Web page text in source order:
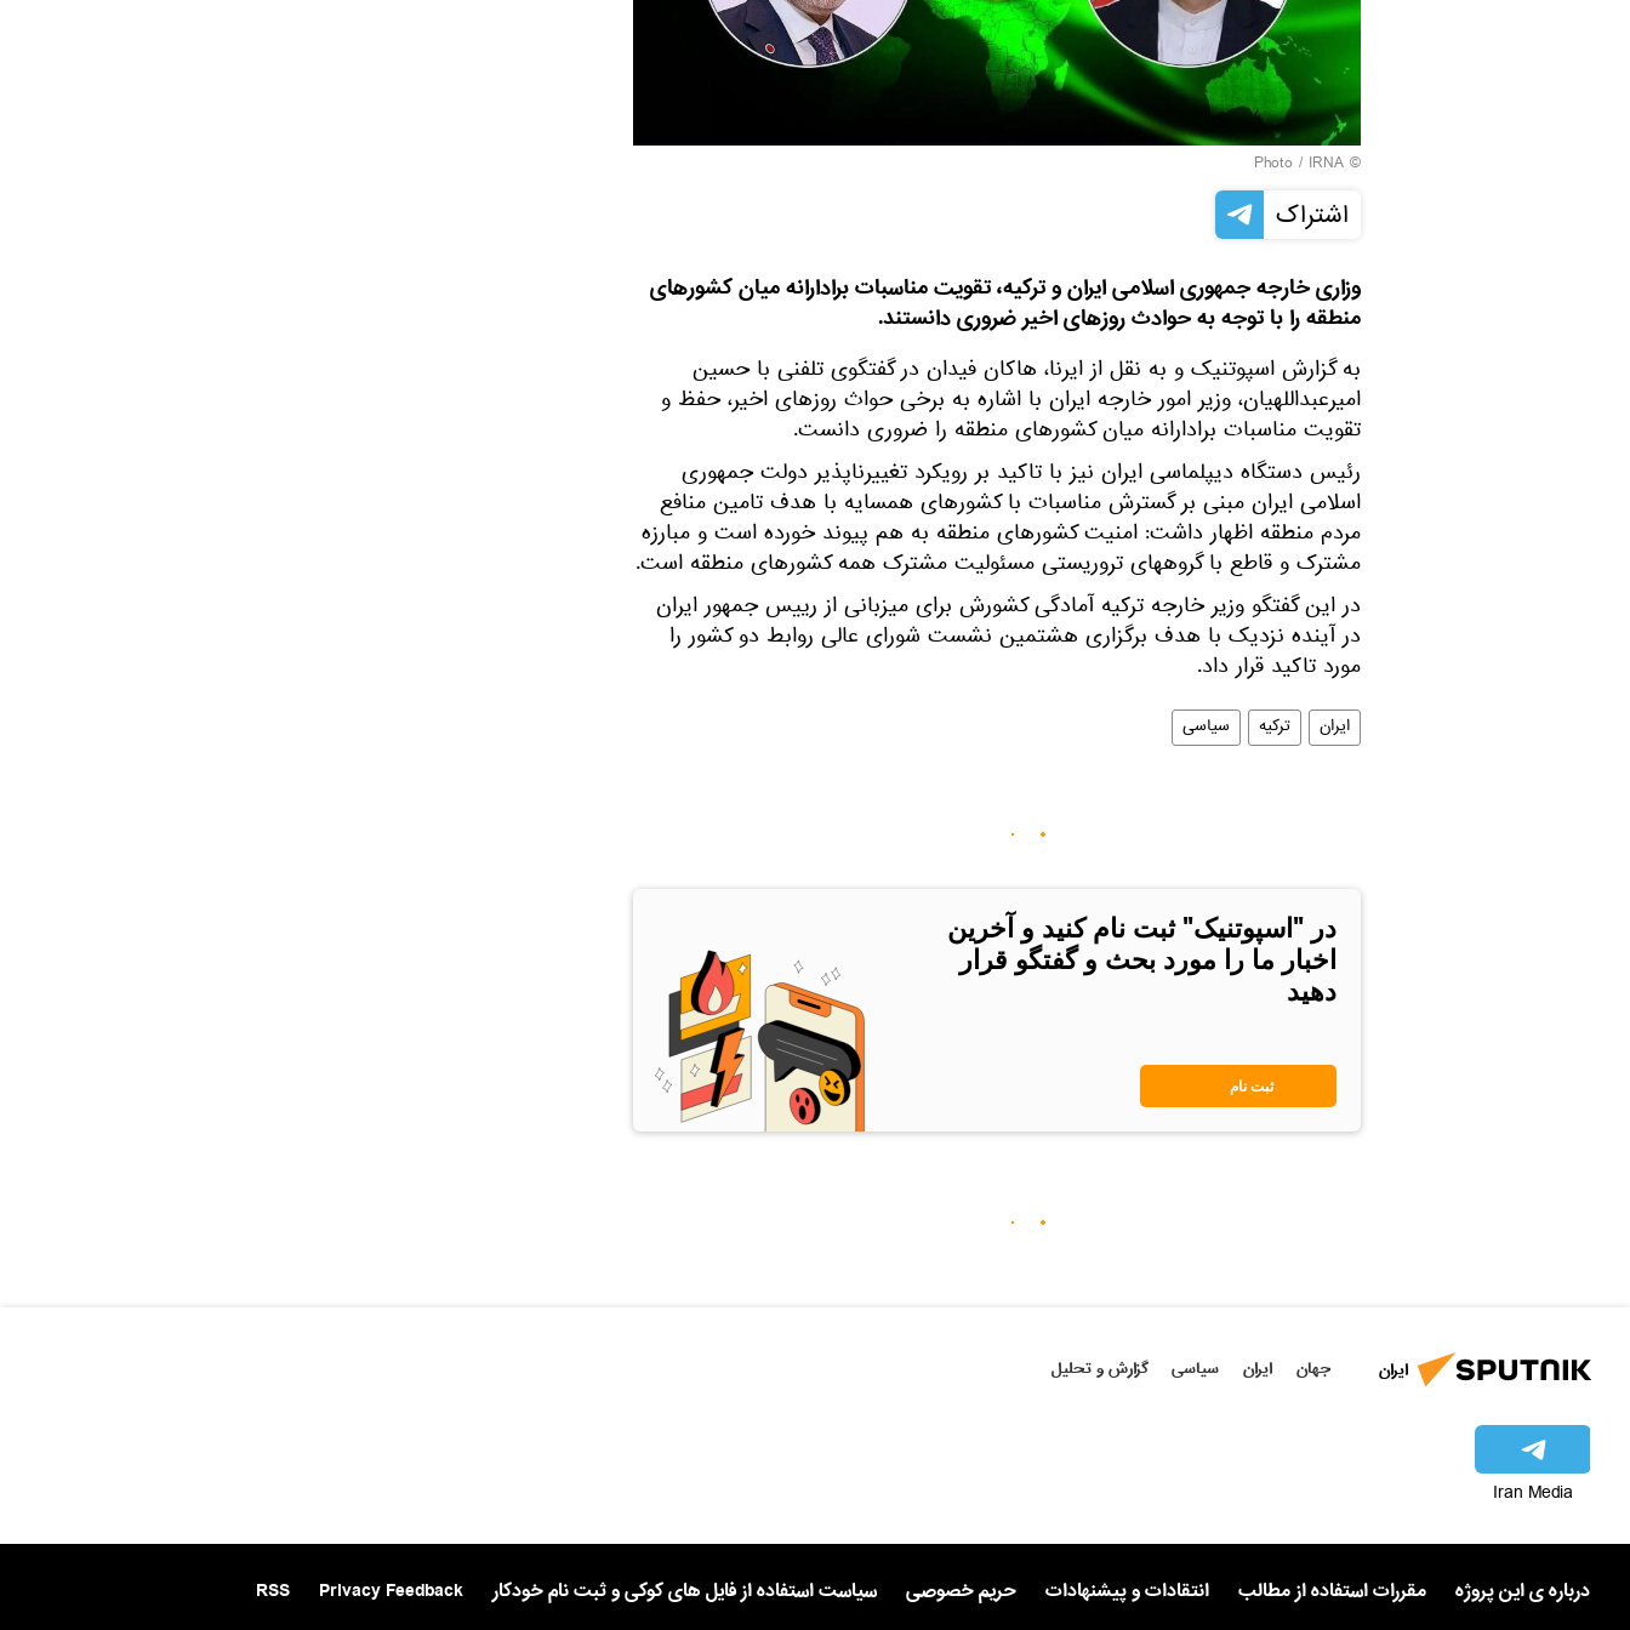
© Photo / IRNA
اشتراک
وزاری خارجه جمهوری اسلامی ایران و ترکیه، تقویت مناسبات برادارانه میان کشورهای
منطقه را با توجه به حوادث روزهای اخیر ضروری دانستند.
به گزارش اسپوتنیک و به نقل از ایرنا، هاکان فیدان در گفتگوی تلفنی با حسین
امیرعبداللهیان، وزیر امور خارجه ایران با اشاره به برخی حواث روزهای اخیر، حفظ و
تقویت مناسبات برادارانه میان کشورهای منطقه را ضروری دانست.
رئیس دستگاه دیپلماسی ایران نیز با تاکید بر رویکرد تغییرناپذیر دولت جمهوری
اسلامی ایران مبنی بر گسترش مناسبات با کشورهای همسایه با هدف تامین منافع
مردم منطقه اظهار داشت: امنیت کشورهای منطقه به هم پیوند خورده است و مبارزه
مشترک و قاطع با گروههای تروریستی مسئولیت مشترک همه کشورهای منطقه است.
در این گفتگو وزیر خارجه ترکیه آمادگی کشورش برای میزبانی از رییس جمهور ایران
در آینده نزدیک با هدف برگزاری هشتمین نشست شورای عالی روابط دو کشور را
مورد تاکید قرار داد.
ایران ترکیه سیاسی
در "اسپوتنیک" ثبت نام کنید و آخرین
اخبار ما را مورد بحث و گفتگو قرار
دهید
ثبت نام
ایران جهان ایران سیاسی گزارش و تحلیل
Iran Media
درباره ی این پروژه مقررات استفاده از مطالب انتقادات و پیشنهادات حریم خصوصی سیاست استفاده از فایل های کوکی و ثبت نام خودکار Privacy Feedback
RSS